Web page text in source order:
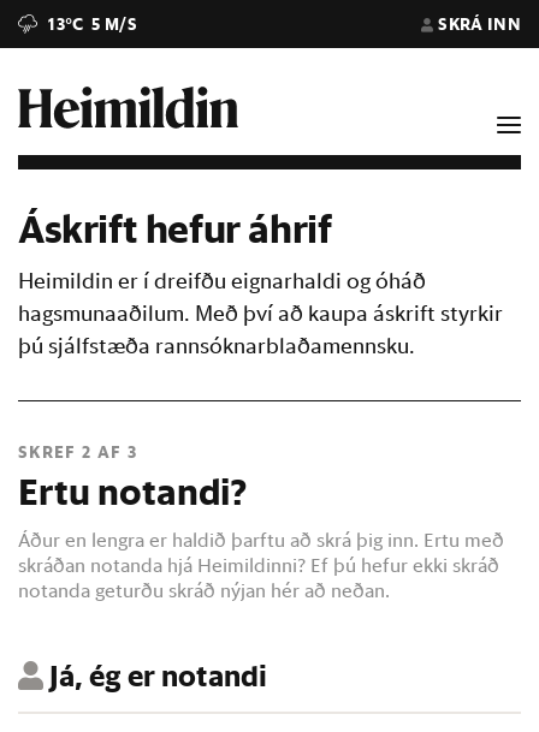
13°C 5 M/S SKRÁ INN
Áskrift hefur áhrif
Heimildin er í dreifðu eignarhaldi og óháð
hagsmunaaðilum. Með því að kaupa áskrift styrkir
þú sjálfstæða rannsóknarblaðamennsku.
SKREF 2 AF 3
Ertu notandi?
Áður en lengra er haldið þarftu að skrá þig inn. Ertu með
skráðan notanda hjá Heimildinni? Ef þú hefur ekki skráð
notanda geturðu skráð nýjan hér að neðan.
Já, ég er notandi